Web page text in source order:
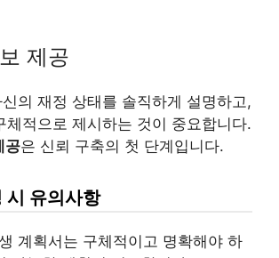
제공
의 재정 상태를 솔직하게 설명하고,
체적으로 제시하는 것이 중요합니다.
공은 신뢰 구축의 첫 단계입니다.
시 유의사항
계획서는 구체적이고 명확해야 하